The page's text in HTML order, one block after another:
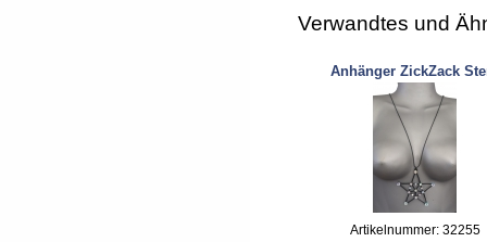
Verwandtes und
Anhänger ZickZack
Artikelnummer: 32255